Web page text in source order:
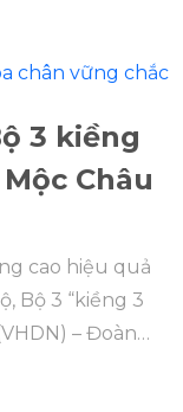
3 kiềng
Châu
cao hiệu quả
Bộ 3 “kiềng 3
– Đoàn
tập